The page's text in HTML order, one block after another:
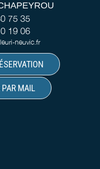
75 35
19 06
neuvic.fr
PAR MAIL